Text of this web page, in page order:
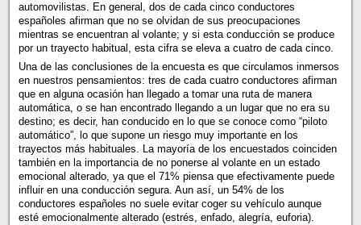
automovilistas. En general, dos de cada cinco conductores
españoles afirman que no se olvidan de sus preocupaciones
mientras se encuentran al volante; y si esta conducción se produce
por un trayecto habitual, esta cifra se eleva a cuatro de cada cinco.
Una de las conclusiones de la encuesta es que circulamos inmersos
en nuestros pensamientos: tres de cada cuatro conductores afirman
que en alguna ocasión han llegado a tomar una ruta de manera
automática, o se han encontrado llegando a un lugar que no era su
destino; es decir, han conducido en lo que se conoce como “piloto
automático”, lo que supone un riesgo muy importante en los
trayectos más habituales. La mayoría de los encuestados coinciden
también en la importancia de no ponerse al volante en un estado
emocional alterado, ya que el 71% piensa que efectivamente puede
influir en una conducción segura. Aun así, un 54% de los
conductores españoles no suele evitar coger su vehículo aunque
esté emocionalmente alterado (estrés, enfado, alegría, euforia).